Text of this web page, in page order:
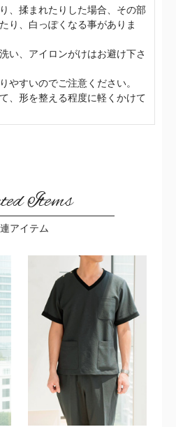
、揉まれたりした場合、その部
り、白っぽくなる事がありま
い、アイロンがけはお避け下さ
やすいのでご注意ください。
、形を整える程度に軽くかけて
Items
アイテム